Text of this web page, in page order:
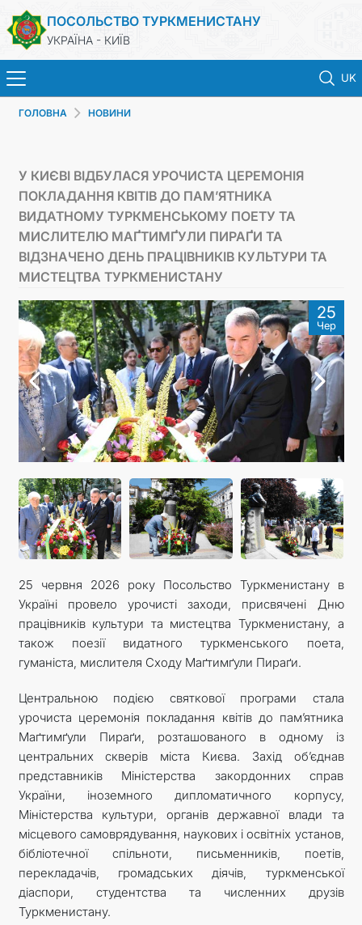
ПОСОЛЬСТВО ТУРКМЕНИСТАНУ
УКРАЇНА - КИЇВ
UK
ТУРКМЕНИСТАН
КОНСУЛЬСЬКІ ПОСЛУГИ
КОНТАКТНІ ДАНІ
ГОЛОВНА НОВИНИ
У КИЄВІ ВІДБУЛАСЯ УРОЧИСТА ЦЕРЕМОНІЯ
ПОКЛАДАННЯ КВІТІВ ДО ПАМ’ЯТНИКА
ВИДАТНОМУ ТУРКМЕНСЬКОМУ ПОЕТУ ТА
МИСЛИТЕЛЮ МАҐТИМҐУЛИ ПИРАҐИ ТА
ВІДЗНАЧЕНО ДЕНЬ ПРАЦІВНИКІВ КУЛЬТУРИ ТА
МИСТЕЦТВА ТУРКМЕНИСТАНУ
25
Чер
25 червня 2026 року Посольство Туркменистану в
Україні провело урочисті заходи, присвячені Дню
працівників культури та мистецтва Туркменистану, а
також поезії видатного туркменського поета,
гуманіста, мислителя Сходу Маґтимґули Пираґи.
Центральною подією святкової програми стала
урочиста церемонія покладання квітів до пам’ятника
Маґтимґули Пираґи, розташованого в одному із
центральних скверів міста Києва. Захід об’єднав
представників Міністерства закордонних справ
України, іноземного дипломатичного корпусу,
Міністерства культури, органів державної влади та
місцевого самоврядування, наукових і освітніх установ,
бібліотечної спільноти, письменників, поетів,
перекладачів, громадських діячів, туркменської
діаспори, студентства та численних друзів
Туркменистану.